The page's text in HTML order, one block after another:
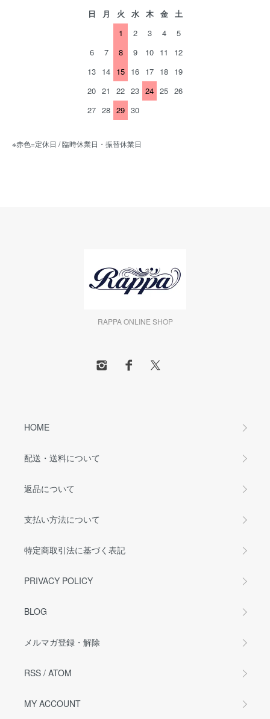
日 月 火 水 木 金
土
1
2 3 4
5
6
7 8 9 10 11
12
13 14 15 16 17 18 19
20 21 22 23 24 25 26
27 28 29 30
※赤色=定休日 / 臨時休業日・振替休業日
RAPPA ONLINE SHOP
HOME
配送・送料について
返品について
支払い方法について
特定商取引法に基づく表記
PRIVACY POLICY
BLOG
メルマガ登録・解除
RSS / ATOM
MY ACCOUNT